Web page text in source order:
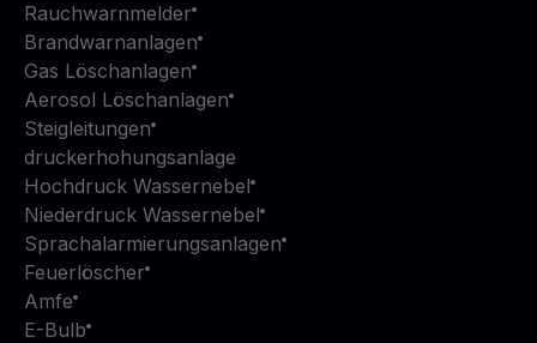
Rauchwarnmelder
Brandwarnanlagen
Gas Löschanlagen
Aerosol Löschanlagen
Steigleitungen
druckerhohungsanlage
Hochdruck Wassernebel
Niederdruck Wassernebel
Sprachalarmierungsanlagen
Feuerlöscher
Amfe
E-Bulb